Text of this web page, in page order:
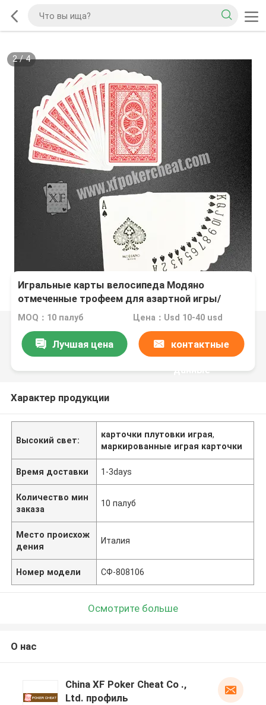
2/4
Игральные карты велосипеда Модяно
отмеченные трофеем для азартной игры/
волшебного шоу
MOQ：10 палуб Цена：Usd 10-40 usd
Лучшая цена контактные
данные
Характер продукции
Высокий свет:
карточки плутовки играя,
маркированные играя карточки
Время доставки 1-3days
Количество мин
заказа
10 палуб
Место происхож
дения
Италия
Номер модели СФ-808106
Осмотрите больше
О нас
China XF Poker Cheat Co .,
Ltd. профиль